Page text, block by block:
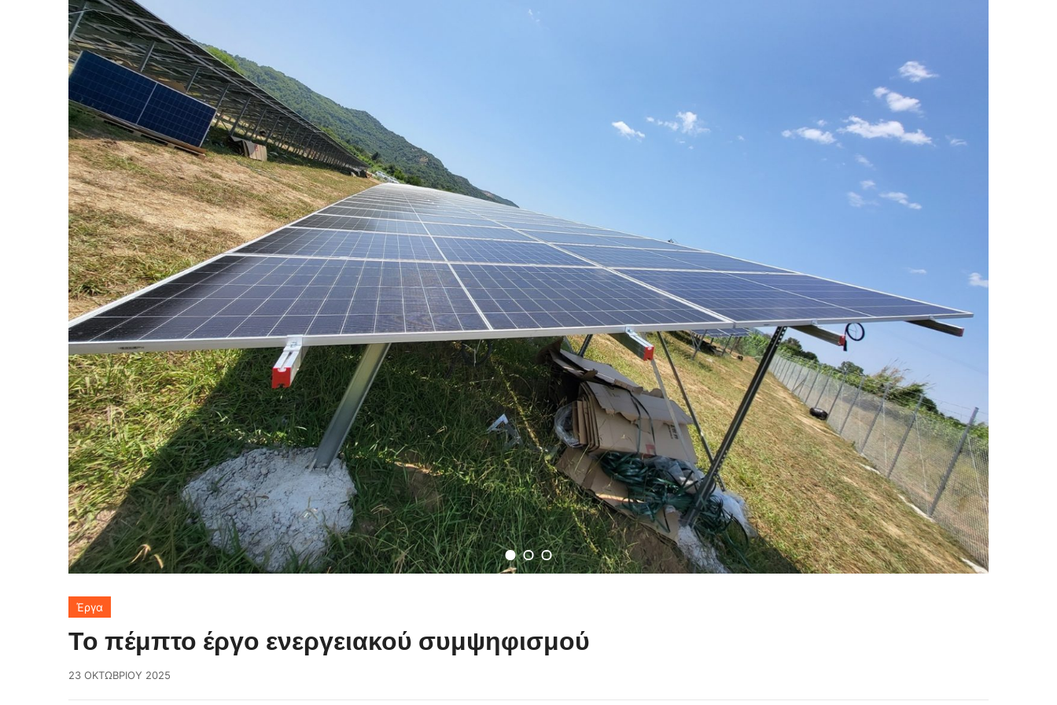
Έργα
Το πέμπτο έργο ενεργειακού συμψηφισμού
23 ΟΚΤΩΒΡΊΟΥ 2025